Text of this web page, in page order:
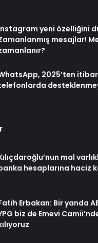
yeni özelliğini
mesajlar!
2025’ten
mal
hesaplarına haciz
Erbakan: Bir yanda
biz de Emevi